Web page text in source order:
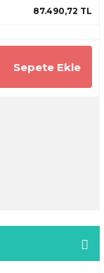
87.490,72 TL
Sepete Ekle